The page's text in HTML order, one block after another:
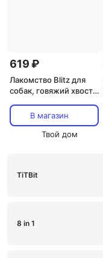
619 ₽
Лакомство Blitz для
собак, говяжий хвост,
В магазин
Твой дом
TiTBit
8 in 1